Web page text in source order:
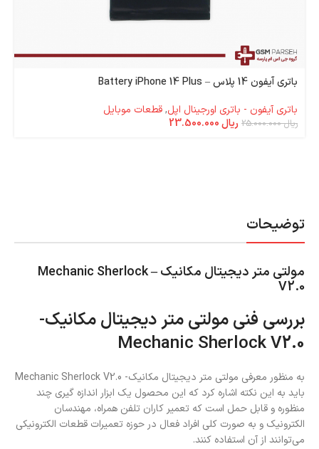
توضیحات
مولتی متر دیجیتال مکانیک – Mechanic Sherlock
V2.0
بررسی فنی مولتی متر دیجیتال مکانیک-
Mechanic Sherlock V2.0
به منظور معرفی مولتی متر دیجیتال مکانیک- Mechanic Sherlock V2.0
باید به این نکته اشاره کرد که این محصول یک ابزار اندازه گیری چند
منظوره و قابل حمل است که تعمیر کاران تلفن همراه، مهندسان
الکترونیک و به صورت کلی افراد فعال در حوزه تعمیرات قطعات الکترونیکی
می‌توانند از آن استفاده کنند.
باتری آیفون 14 پلاس – Battery iPhone 14 Plus
باتری آیفون - باتری اورجینال اپل,قطعات موبایل
ریال25.000.000 ریال